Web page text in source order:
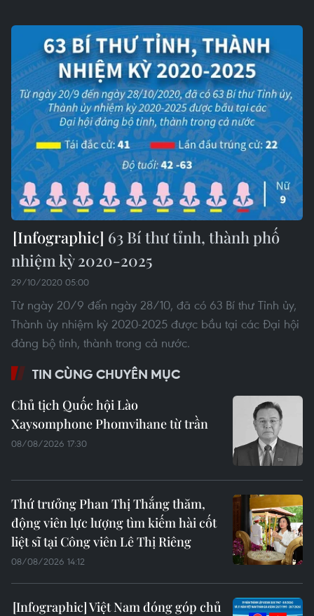
63 Bí thư tỉnh, thành phố
nhiệm kỳ 2020-2025
29/10/2020 05:00
Từ ngày 20/9 đến ngày 28/10, đã có 63 Bí thư Tỉnh ủy,
Thành ủy nhiệm kỳ 2020-2025 được bầu tại các Đại hội
đảng bộ tỉnh, thành trong cả nước.
TIN CÙNG CHUYÊN MỤC
Chủ tịch Quốc hội Lào
Xaysomphone Phomvihane từ trần
08/08/2026 17:30
Thứ trưởng Phan Thị Thắng thăm,
động viên lực lượng tìm kiếm hài cốt
liệt sĩ tại Công viên Lê Thị Riêng
08/08/2026 14:12
Việt Nam đóng góp chủ